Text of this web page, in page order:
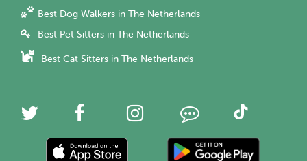
Best Dog Walkers in The Netherlands
Best Pet Sitters in The Netherlands
Best Cat Sitters in The Netherlands